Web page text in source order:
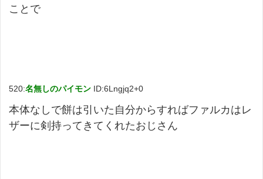
ことで
520:名無しのパイモン ID:6Lngjq2+0
本体なしで餅は引いた自分からすればファルカはレ
ザーに剣持ってきてくれたおじさん